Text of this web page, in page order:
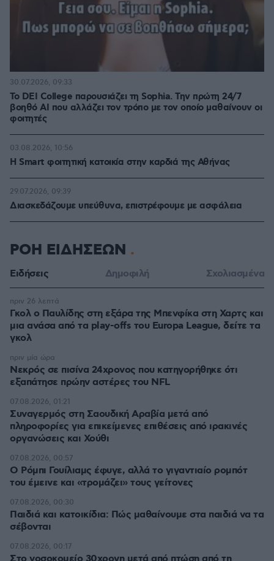
Το DEI College παρουσιάζει τη Sophia. Την πρώτη 24/7
βοηθό AI που αλλάζει τον τρόπο με τον οποίο μαθαίνουν οι
φοιτητές
30.07.2026, 09:33
Η Smart φοιτητική κατοικία στην καρδιά της Αθήνας
03.08.2026, 10:56
Διασκεδάζουμε υπεύθυνα, επιστρέφουμε με ασφάλεια
29.07.2026, 09:39
ΡΟΗ ΕΙΔΗΣΕΩΝ
Ειδήσεις Δημοφιλή Σχολιασμένα
Γκολ ο Παυλίδης στη εξάρα της Μπενφίκα στη Χαρτς και
μια ανάσα από τα play-offs του Europa League, δείτε τα
γκολ
πριν 26 λεπτά
Νεκρός σε πισίνα 24χρονος που κατηγορήθηκε ότι
εξαπάτησε πρώην αστέρες του NFL
πριν μία ώρα
Συναγερμός στη Σαουδική Αραβία μετά από
πληροφορίες για επικείμενες επιθέσεις από ιρακινές
οργανώσεις και Χούθι
07.08.2026, 01:21
Ο Ρόμπι Γουίλιαμς έφυγε, αλλά το γιγαντιαίο ρομπότ
του έμεινε και «τρομάζει» τους γείτονες
07.08.2026, 00:57
Παιδιά και κατοικίδια: Πώς μαθαίνουμε στα παιδιά να τα
σέβονται
07.08.2026, 00:30
07.08.2026, 00:17